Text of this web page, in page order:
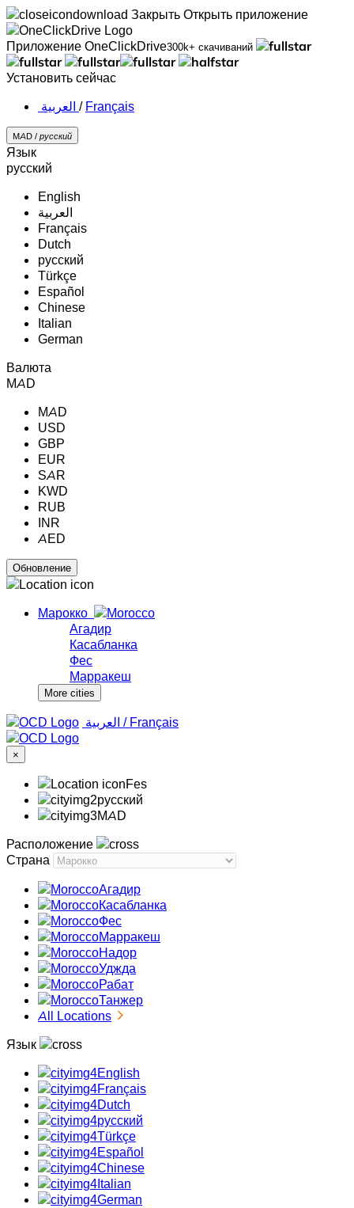
Закрыть Открыть приложение
Приложение OneClickDrive300k+ скачиваний
Установить сейчас
‏العربية ‏ / Français
MAD / русский
Язык
русский
English
‏العربية‏
Français
Dutch
русский
Türkçe
Español
Chinese
Italian
German
Валюта
MAD
MAD
USD
GBP
EUR
SAR
KWD
RUB
INR
AED
Марокко
Агадир
Касабланка
Фес
Марракеш
More cities
‏العربية ‏ / Français
×
Fes
русский
MAD
Расположение
Страна
Агадир
Касабланка
Фес
Марракеш
Надор
Уджда
Рабат
Танжер
All Locations
Язык
English
Français
Dutch
русский
Türkçe
Español
Chinese
Italian
German